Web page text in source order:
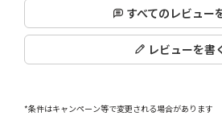
すべてのレビュー
レビューを書
*条件はキャンペーン等で変更される場合があります